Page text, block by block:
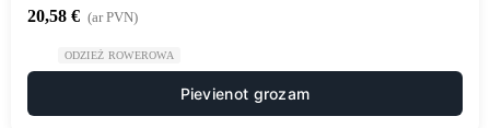
20,58 € (ar PVN)
ODZIEŻ ROWEROWA
Pievienot grozam